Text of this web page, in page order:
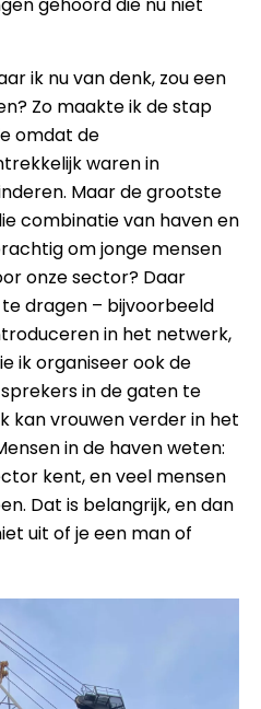
ik nu van denk, zou een
Zo maakte ik de stap
omdat de
waren in
Maar de grootste
combinatie van haven en
om jonge mensen
onze sector? Daar
dragen – bijvoorbeeld
in het netwerk,
ik organiseer ook de
in de gaten te
kan vrouwen verder in het
in de haven weten:
kent, en veel mensen
Dat is belangrijk, en dan
uit of je een man of